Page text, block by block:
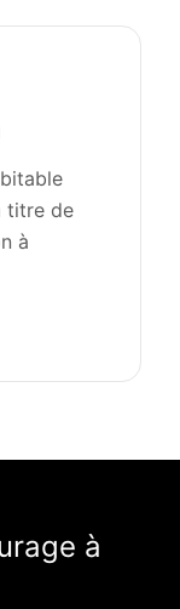
titre de
à
à